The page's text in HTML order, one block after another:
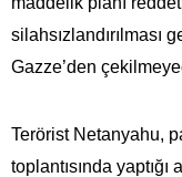
silahsızlandırılması
Gazze’den
Terörist Netanyahu,
toplantısında yaptığı